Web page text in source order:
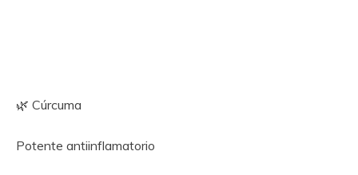
🌿 Cúrcuma
Potente antiinflamatorio